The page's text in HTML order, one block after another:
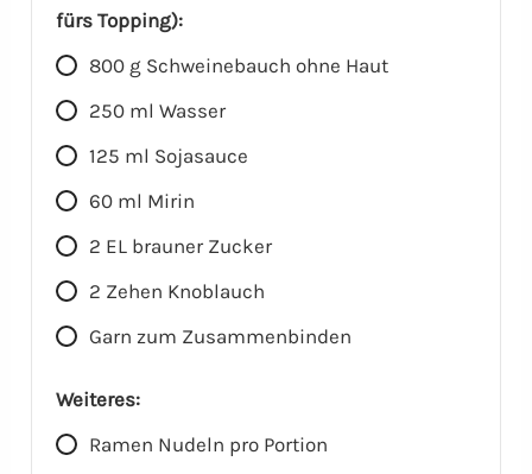
fürs Topping):
800 g Schweinebauch ohne Haut
250 ml Wasser
125 ml Sojasauce
60 ml Mirin
2 EL brauner Zucker
2 Zehen Knoblauch
Garn zum Zusammenbinden
Weiteres:
Ramen Nudeln pro Portion